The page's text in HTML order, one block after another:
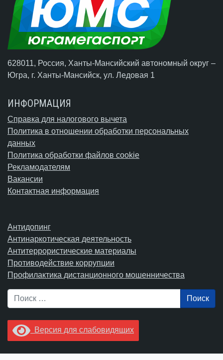
628011, Россия, Ханты-Мансийский автономный округ –
Югра, г. Ханты-Мансийск, ул. Ледовая 1
ИНФОРМАЦИЯ
Справка для налогового вычета
Политика в отношении обработки персональных
данных
Политика обработки файлов cookie
Рекламодателям
Вакансии
Контактная информация
Антидопинг
Антинаркотическая деятельность
Антитеррористические материалы
Противодействие коррупции
Профилактика дистанционного мошенничества
Поиск
Версия для слабовидящих